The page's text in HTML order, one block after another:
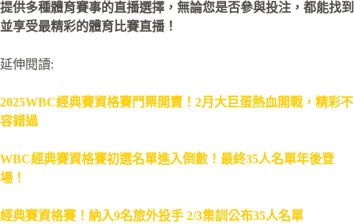
提供多種體育賽事的直播選擇，無論您是否參與投注，都能找到
並享受最精彩的體育比賽直播！
延伸閱讀:
2025WBC經典賽資格賽門票開賣！2月大巨蛋熱血開戰，精彩不
容錯過
WBC經典賽資格賽初選名單進入倒數！最終35人名單年後登
場！
經典賽資格賽！納入9名旅外投手 2/3集訓公布35人名單